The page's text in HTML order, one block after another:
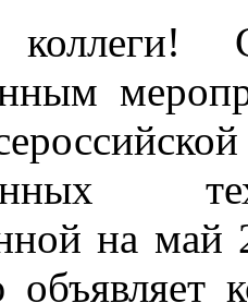
на
объявляет